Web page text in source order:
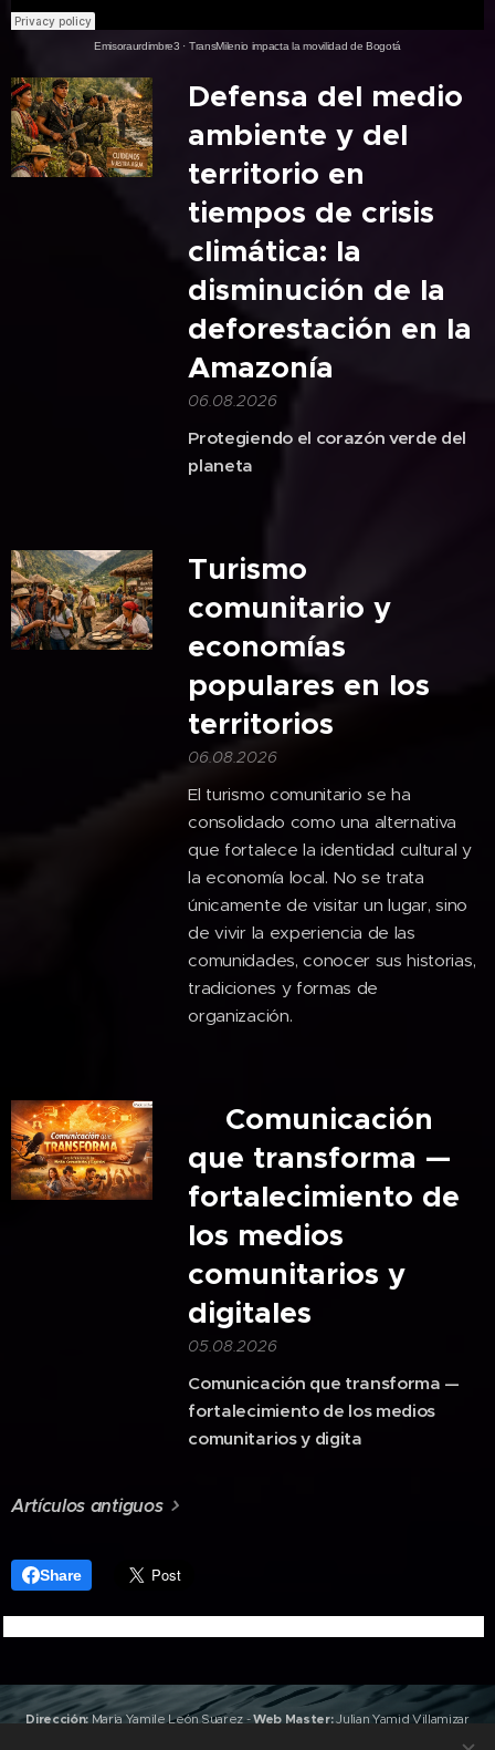
Emisoraurdimbre3 · TransMilenio impacta la movilidad de Bogotá
Defensa del medio
ambiente y del
territorio en
tiempos de crisis
climática: la
disminución de la
deforestación en la
Amazonía
06.08.2026
Protegiendo el corazón verde del
planeta
Turismo
comunitario y
economías
populares en los
territorios
06.08.2026
El turismo comunitario se ha
consolidado como una alternativa
que fortalece la identidad cultural y
la economía local. No se trata
únicamente de visitar un lugar, sino
de vivir la experiencia de las
comunidades, conocer sus historias,
tradiciones y formas de
organización.
🎙️Comunicación
que transforma —
fortalecimiento de
los medios
comunitarios y
digitales
05.08.2026
Comunicación que transforma —
fortalecimiento de los medios
comunitarios y digita
Artículos antiguos
Share
Dirección: Maria Yamile León Suarez-Web Master:Julian Yamid Villamizar